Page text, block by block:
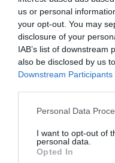
us or personal
your opt-out. You may
disclosure of your
IAB’s list of downstream
also be disclosed by us
Downstream Participants
Personal Data
I want to opt-out of
personal data.
Opted In
Una alianza
Para Sandra Hors,
Corporativos, Marca y
Mamés es el
diseño del avión del
hacerlo en primicia
acción, no solo
celebramos una
y una visión de futuro
conectando Bilbao con
Esta activación
con Bilbao, su